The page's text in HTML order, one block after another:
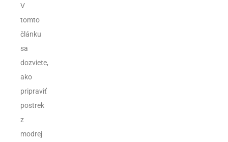
V
tomto
článku
sa
dozviete,
ako
pripraviť
postrek
z
modrej